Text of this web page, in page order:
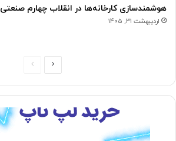
هوشمندسازی کارخانه‌ها در انقلاب چهارم صنعتی
اردیبهشت 31, 1405
صفحه
صفحه